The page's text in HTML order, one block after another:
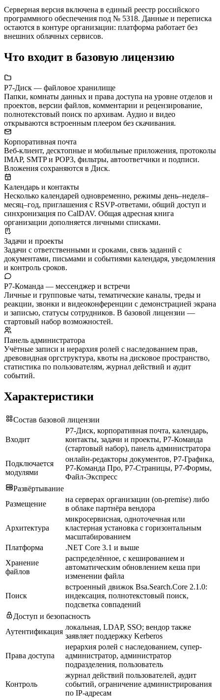
Серверная версия включена в единый реестр российского
программного обеспечения под № 5318. Данные и переписка
остаются в контуре организации: платформа работает без
внешних облачных сервисов.
Что входит в базовую лицензию
Р7-Диск — файловое хранилище
Папки, комнаты данных и права доступа на уровне отделов и
проектов, версии файлов, комментарии и рецензирование,
полнотекстовый поиск по архивам. Аудио и видео
открываются встроенным плеером без скачивания.
Корпоративная почта
Веб-клиент, десктопные и мобильные приложения, протоколы
IMAP, SMTP и POP3, фильтры, автоответчики и подписи.
Вложения сохраняются в Диск.
Календарь и контакты
Несколько календарей одновременно, режимы день–неделя–
месяц–год, приглашения с RSVP-ответами, общий доступ и
синхронизация по CalDAV. Общая адресная книга
организации дополняется личными списками.
Задачи и проекты
Задачи с ответственными и сроками, связь заданий с
документами, письмами и событиями календаря, уведомления
и контроль сроков.
Р7-Команда — мессенджер и встречи
Личные и групповые чаты, тематические каналы, треды и
реакции, звонки и видеоконференции с демонстрацией экрана
и записью, статусы сотрудников. В базовой лицензии —
стартовый набор возможностей.
Панель администратора
Учётные записи и иерархия ролей с наследованием прав,
древовидная оргструктура, квоты на дисковое пространство,
статистика по пользователям, журнал действий и аудит
событий.
Характеристики
Состав базовой лицензии
Входит
Р7-Диск, корпоративная почта, календарь,
контакты, задачи и проекты, Р7-Команда
(стартовый набор), панель администратора
Подключается
модулями
онлайн-редакторы документов, Р7-Графика,
Р7-Команда Про, Р7-Страницы, Р7-Формы,
Файл-Экспресс
Развёртывание
Размещение
на серверах организации (on-premise) либо
в облаке партнёра вендора
Архитектура
микросервисная, одноточечная или
кластерная установка с горизонтальным
масштабированием
Платформа
.NET Core 3.1 и выше
Хранение
файлов
распределённое, с кешированием и
автоматическим обновлением кеша при
изменении файла
Поиск
встроенный движок Bsa.Search.Core 2.1.0:
индексация, полнотекстовый поиск,
подсветка совпадений
Доступ и безопасность
Аутентификация
локальная, LDAP, SSO; вендор также
заявляет поддержку Kerberos
Права доступа
иерархия ролей с наследованием, супер-
администратор, администратор
подразделения, пользователь
Контроль
журнал действий пользователей, аудит
событий, ограничение администрирования
по IP-адресам